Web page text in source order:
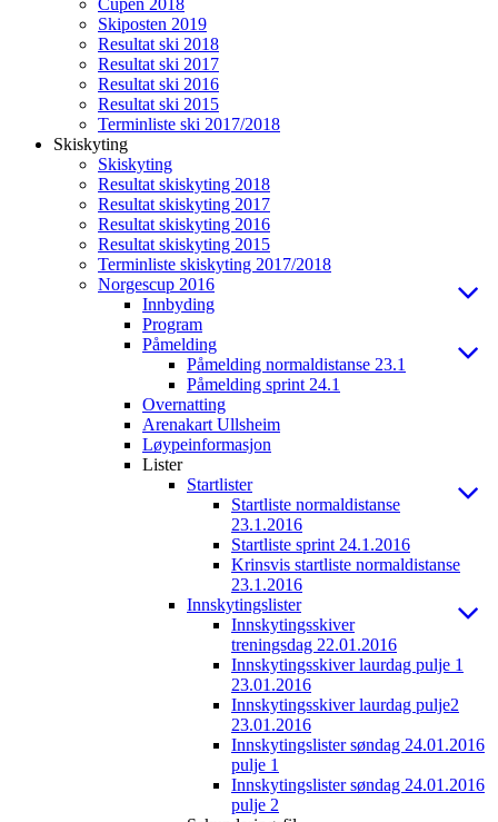
Cupen 2018
Skiposten 2019
Resultat ski 2018
Resultat ski 2017
Resultat ski 2016
Resultat ski 2015
Terminliste ski 2017/2018
Skiskyting
Skiskyting
Resultat skiskyting 2018
Resultat skiskyting 2017
Resultat skiskyting 2016
Resultat skiskyting 2015
Terminliste skiskyting 2017/2018
Norgescup 2016
Innbyding
Program
Påmelding
Påmelding normaldistanse 23.1
Påmelding sprint 24.1
Overnatting
Arenakart Ullsheim
Løypeinformasjon
Lister
Startlister
Startliste normaldistanse
23.1.2016
Startliste sprint 24.1.2016
Krinsvis startliste normaldistanse
23.1.2016
Innskytingslister
Innskytingsskiver
treningsdag 22.01.2016
Innskytingsskiver laurdag pulje 1
23.01.2016
Innskytingsskiver laurdag pulje2
23.01.2016
Innskytingslister søndag 24.01.2016
pulje 1
Innskytingslister søndag 24.01.2016
pulje 2